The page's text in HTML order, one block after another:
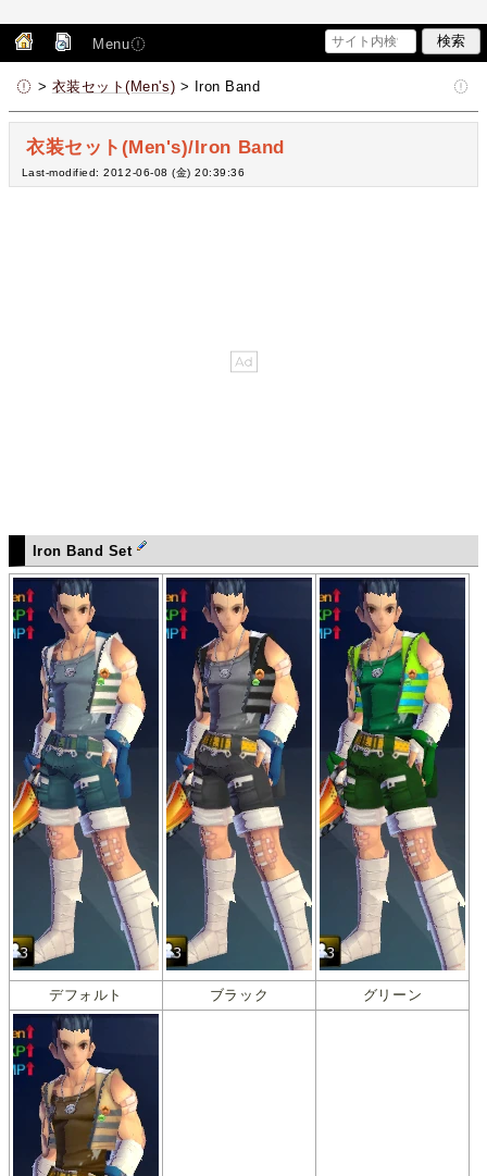
Menu
> 衣装セット(Men's) > Iron Band
衣装セット(Men's)/Iron Band
Last-modified: 2012-06-08 (金) 20:39:36
Iron Band Set
デフォルト ブラック グリーン